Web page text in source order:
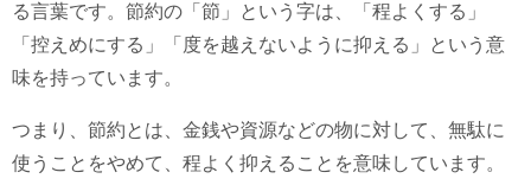
る言葉です。節約の「節」という字は、「程よくする」
「控えめにする」「度を越えないように抑える」という意
味を持っています。
つまり、節約とは、金銭や資源などの物に対して、無駄に
使うことをやめて、程よく抑えることを意味しています。